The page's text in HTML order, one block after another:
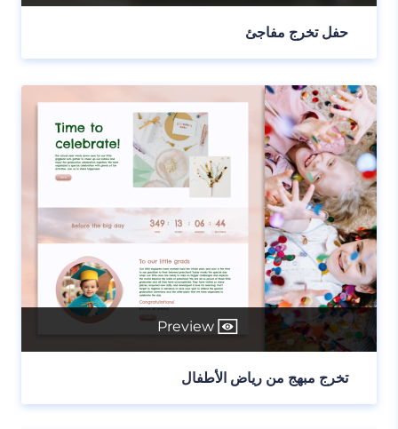
حفل تخرج مفاجئ
Preview
تخرج مبهج من رياض الأطفال